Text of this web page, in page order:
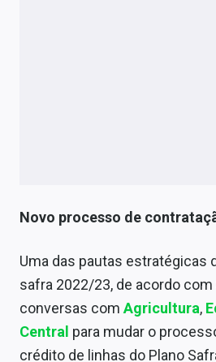
Novo processo de
Uma das pautas estratégicas
safra 2022/23, de acordo com
conversas comAgricultura,
Central para mudar o
crédito de linhas do Plano